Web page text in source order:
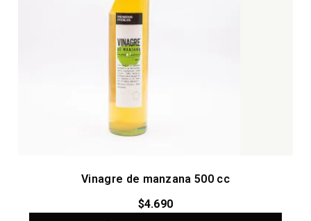
Vinagre de manzana 500 cc
$4.690